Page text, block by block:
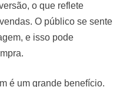
o que reflete
O público se sente
e isso pode
é um grande benefício.